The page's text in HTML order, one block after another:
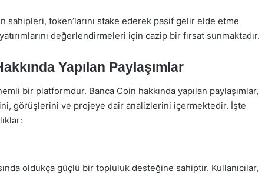
sahipleri, token’larını stake ederek pasif gelir elde etme
değerlendirmeleri için cazip bir fırsat sunmaktadır.
Yapılan Paylaşımlar
bir platformdur. Banca Coin hakkında yapılan paylaşımlar,
görüşlerini ve projeye dair analizlerini içermektedir. İşte
oldukça güçlü bir topluluk desteğine sahiptir. Kullanıcılar,